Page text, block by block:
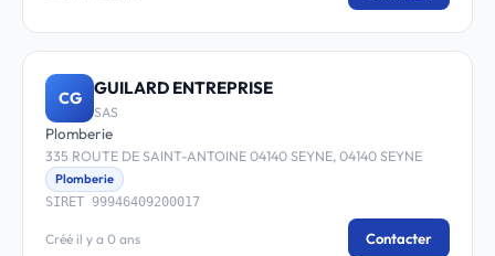
CG GUILARD ENTREPRISE
SAS
Plomberie
335 ROUTE DE SAINT-ANTOINE 04140 SEYNE, 04140 SEYNE
Plomberie
SIRET 99946409200017
Créé il y a 0 ans Contacter